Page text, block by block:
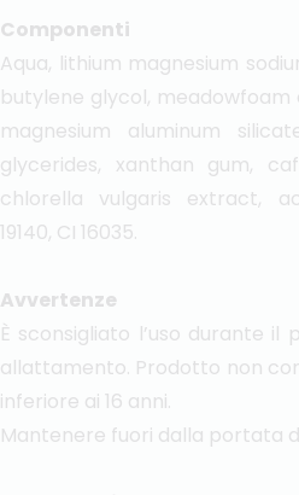
Componenti
Aqua, lithium magnesium
butylene glycol, meadowfoam
magnesium aluminum
glycerides, xanthan gum,
chlorella vulgaris extract,
19140, CI 16035.
Avvertenze
È sconsigliato l’uso durante il
allattamento. Prodotto non
inferiore ai 16 anni.
Mantenere fuori dalla portata